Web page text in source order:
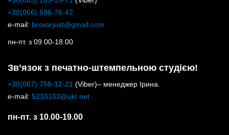
+38(066) 596-76-42
e-mail: brovarjust@gmail.com
пн-пт. з 09.00-18.00
Зв’язок з печатно-штемпельною студією!
+38(067) 756-12-21 (Viber)– менеджер Ірина.
e-mail: 5233103@ukr.net
пн-пт. з 10.00-19.00